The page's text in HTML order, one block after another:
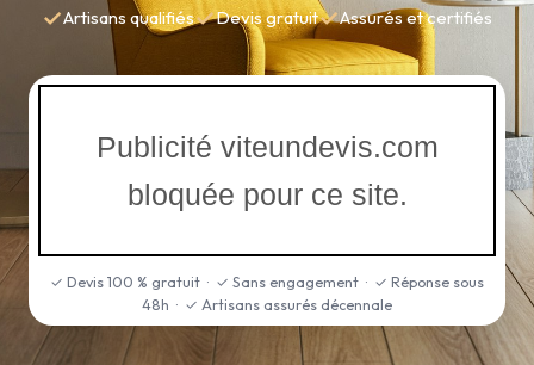
✓Artisans qualifiés✓Devis gratuit✓Assurés et certifiés
Publicité viteundevis.com
bloquée pour ce site.
✓ Devis 100 % gratuit · ✓ Sans engagement · ✓ Réponse sous
48h · ✓ Artisans assurés décennale